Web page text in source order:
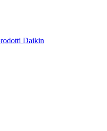
Daikin